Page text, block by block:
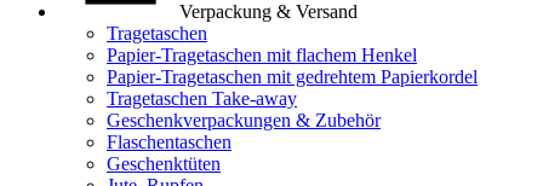
Verpackung & Versand
Tragetaschen
Papier-Tragetaschen mit flachem Henkel
Papier-Tragetaschen mit gedrehtem Papierkordel
Tragetaschen Take-away
Geschenkverpackungen & Zubehör
Flaschentaschen
Geschenktüten